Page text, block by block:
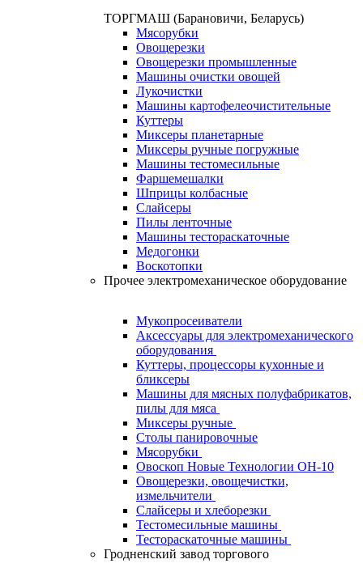
ТОРГМАШ (Барановичи, Беларусь)
Мясорубки
Овощерезки
Овощерезки промышленные
Машины очистки овощей
Лукочистки
Машины картофелеочистительные
Куттеры
Миксеры планетарные
Миксеры ручные погружные
Машины тестомесильные
Фаршемешалки
Шприцы колбасные
Слайсеры
Пилы ленточные
Машины тестораскаточные
Медогонки
Воскотопки
Прочее электромеханическое оборудование
Мукопросеиватели
Аксессуары для электромеханического
оборудования
Куттеры, процессоры кухонные и
бликсеры
Машины для мясных полуфабрикатов,
пилы для мяса
Миксеры ручные
Столы панировочные
Мясорубки
Овоскоп Новые Технологии ОН-10
Овощерезки, овощечистки,
измельчители
Слайсеры и хлеборезки
Тестомесильные машины
Тестораскаточные машины
Гродненский завод торгового